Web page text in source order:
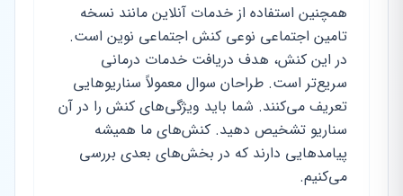
همچنین استفاده از خدمات آنلاین مانند نسخه
تامین اجتماعی نوعی کنش اجتماعی نوین است.
در این کنش، هدف دریافت خدمات درمانی
سریع‌تر است. طراحان سوال معمولاً سناریوهایی
تعریف می‌کنند. شما باید ویژگی‌های کنش را در آن
سناریو تشخیص دهید. کنش‌های ما همیشه
پیامدهایی دارند که در بخش‌های بعدی بررسی
می‌کنیم.